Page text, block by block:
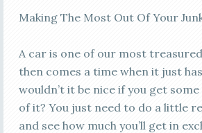
Making The Most Out Of Your
A car is one of our most
then comes a time when it just
wouldn’t it be nice if you get
of it? You just need to do a little
and see how much you’ll get in